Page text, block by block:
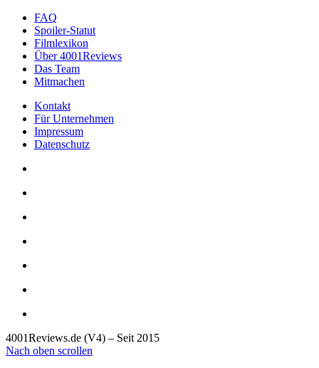
FAQ
Spoiler-Statut
Filmlexikon
Über 4001Reviews
Das Team
Mitmachen
Kontakt
Für Unternehmen
Impressum
Datenschutz
4001Reviews.de (V4) – Seit 2015
Nach oben scrollen